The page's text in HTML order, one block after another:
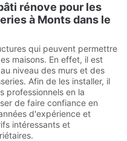
rénove pour les
à Monts dans le
qui peuvent permettre
maisons. En effet, il est
niveau des murs et des
Afin de les installer, il
professionnels en la
de faire confiance en
d'expérience et
intéressants et